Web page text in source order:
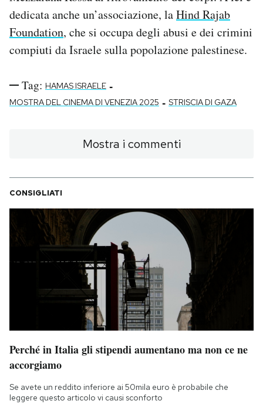
dedicata anche un’associazione, laHind Rajab
Foundation, che si occupa degli abusi e dei crimini
compiuti da Israele sulla popolazione palestinese.
Tag: HAMAS ISRAELE -
MOSTRA DEL CINEMA DI VENEZIA 2025 - STRISCIA DI GAZA
Mostra i commenti
CONSIGLIATI
Perché in Italia gli stipendi aumentano ma non ce ne
accorgiamo
Se avete un reddito inferiore ai 50mila euro è probabile che
leggere questo articolo vi causi sconforto